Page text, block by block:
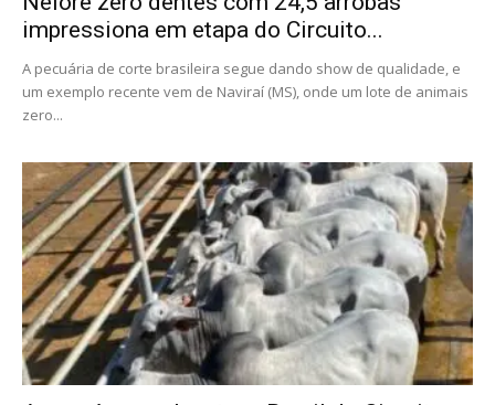
impressiona em etapa do Circuito...
A pecuária de corte brasileira segue dando show de qualidade, e
um exemplo recente vem de Naviraí (MS), onde um lote de animais
zero...